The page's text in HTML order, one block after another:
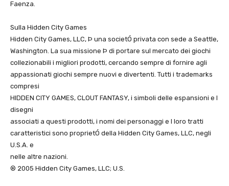
Faenza.
Sulla Hidden City Games
Hidden City Games, LLC, Þ una societÓ privata con sede a Seattle,
Washington. La sua missione Þ di portare sul mercato dei giochi
collezionabili i migliori prodotti, cercando sempre di fornire agli
appassionati giochi sempre nuovi e divertenti. Tutti i trademarks
compresi
HIDDEN CITY GAMES, CLOUT FANTASY, i simboli delle espansioni e I
disegni
associati a questi prodotti, i nomi dei personaggi e I loro tratti
caratteristici sono proprietÓ della Hidden City Games, LLC, negli
U.S.A. e
nelle altre nazioni.
® 2005 Hidden City Games, LLC; U.S.